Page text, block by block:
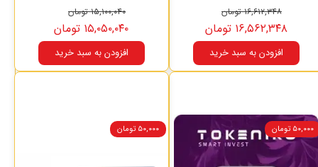
۱۶,۶۱۲,۳۴۸ تومان
۱۶,۵۶۲,۳۴۸ تومان
افزودن به سبد خرید
۱۵,۱۰۰,۰۴۰ تومان
۱۵,۰۵۰,۰۴۰ تومان
افزودن به سبد خرید
۵۰,۰۰۰ تومان ۵۰,۰۰۰ تومان